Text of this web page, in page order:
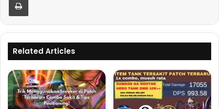
Related Articles